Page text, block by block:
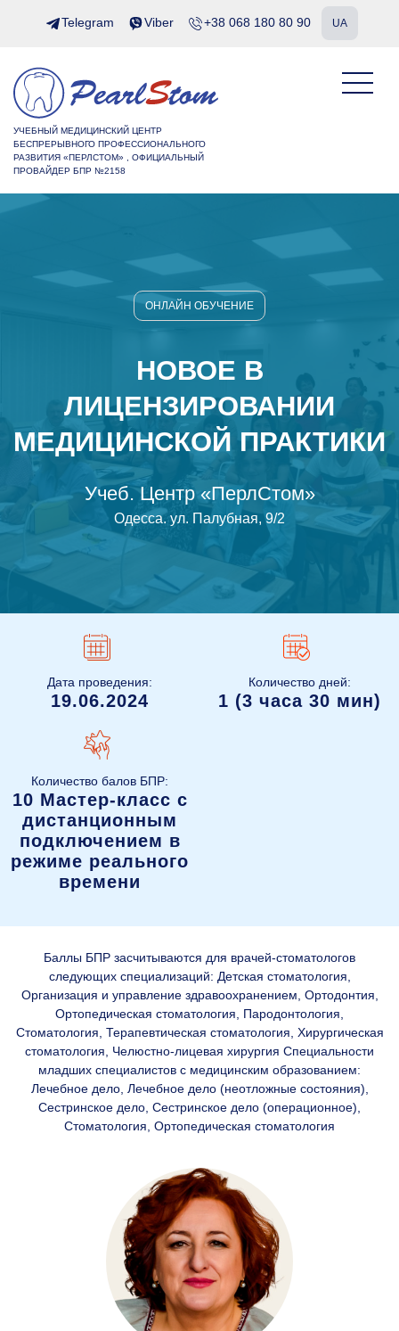
Telegram Viber +38 068 180 80 90 UA
УЧЕБНЫЙ МЕДИЦИНСКИЙ ЦЕНТР
БЕСПРЕРЫВНОГО ПРОФЕССИОНАЛЬНОГО
РАЗВИТИЯ «ПЕРЛСТОМ» , ОФИЦИАЛЬНЫЙ
ПРОВАЙДЕР БПР №2158
ОНЛАЙН ОБУЧЕНИЕ
НОВОЕ В
ЛИЦЕНЗИРОВАНИИ
МЕДИЦИНСКОЙ ПРАКТИКИ
Учеб. Центр «ПерлСтом»
Одесса. ул. Палубная, 9/2
Дата проведения:
19.06.2024
Количество дней:
1 (3 часа 30 мин)
Количество балов БПР:
10 Мастер-класс с
дистанционным
подключением в
режиме реального
времени
Баллы БПР засчитываются для врачей-стоматологов
следующих специализаций: Детская стоматология,
Организация и управление здравоохранением, Ортодонтия,
Ортопедическая стоматология, Пародонтология,
Стоматология, Терапевтическая стоматология, Хирургическая
стоматология, Челюстно-лицевая хирургия Специальности
младших специалистов с медицинским образованием:
Лечебное дело, Лечебное дело (неотложные состояния),
Сестринское дело, Сестринское дело (операционное),
Стоматология, Ортопедическая стоматология